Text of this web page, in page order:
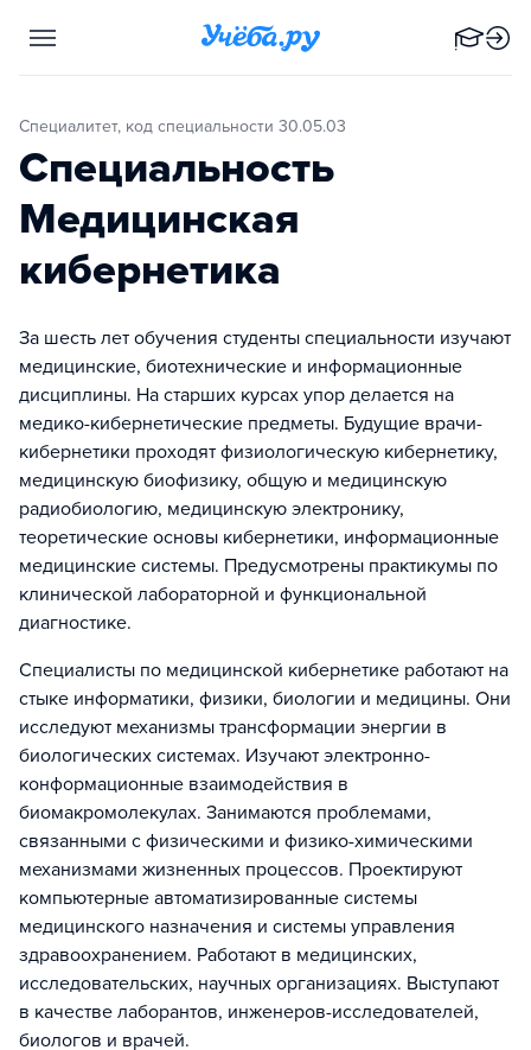
Специалитет, код специальности 30.05.03
Специальность
Медицинская
кибернетика
За шесть лет обучения студенты специальности изучают
медицинские, биотехнические и информационные
дисциплины. На старших курсах упор делается на
медико-кибернетические предметы. Будущие врачи-
кибернетики проходят физиологическую кибернетику,
медицинскую биофизику, общую и медицинскую
радиобиологию, медицинскую электронику,
теоретические основы кибернетики, информационные
медицинские системы. Предусмотрены практикумы по
клинической лабораторной и функциональной
диагностике.
Специалисты по медицинской кибернетике работают на
стыке информатики, физики, биологии и медицины. Они
исследуют механизмы трансформации энергии в
биологических системах. Изучают электронно-
конформационные взаимодействия в
биомакромолекулах. Занимаются проблемами,
связанными с физическими и физико-химическими
механизмами жизненных процессов. Проектируют
компьютерные автоматизированные системы
медицинского назначения и системы управления
здравоохранением. Работают в медицинских,
исследовательских, научных организациях. Выступают
в качестве лаборантов, инженеров-исследователей,
биологов и врачей.